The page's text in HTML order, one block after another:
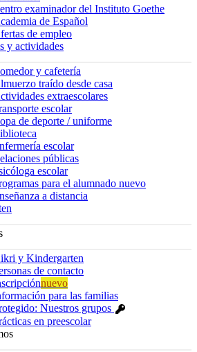
examinador del Instituto Goethe
de Español
de empleo
y actividades
y cafetería
traído desde casa
extraescolares
escolar
de deporte / uniforme
escolar
públicas
escolar
para el alumnado nuevo
a distancia
y Kindergarten
de contacto
nuevo
para las familias
Nuestros grupos
en preescolar